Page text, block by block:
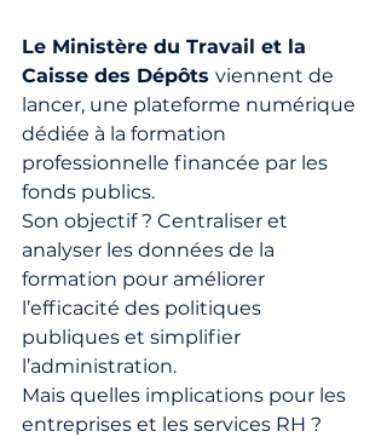
Le Ministère du Travail et la
Caisse des Dépôts viennent de
lancer, une plateforme numérique
dédiée à la formation
professionnelle financée par les
fonds publics.
Son objectif ? Centraliser et
analyser les données de la
formation pour améliorer
l’efficacité des politiques
publiques et simplifier
l’administration.
Mais quelles implications pour les
entreprises et les services RH ?